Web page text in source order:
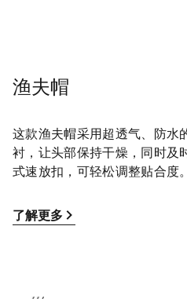
渔夫帽
这款渔夫帽采用超透气、防水
衬，让头部保持干燥，同时及
式速放扣，可轻松调整贴合度。
了解更多